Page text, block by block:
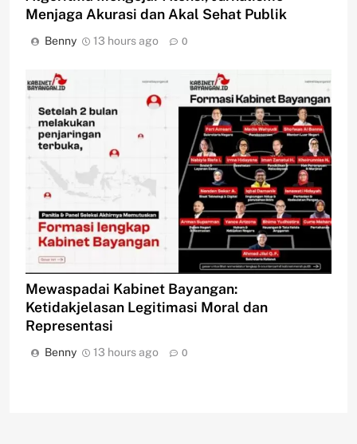
Menjaga Akurasi dan Akal Sehat Publik
Benny 13 hours ago 0
Mewaspadai Kabinet Bayangan:
Ketidakjelasan Legitimasi Moral dan
Representasi
Benny 13 hours ago 0